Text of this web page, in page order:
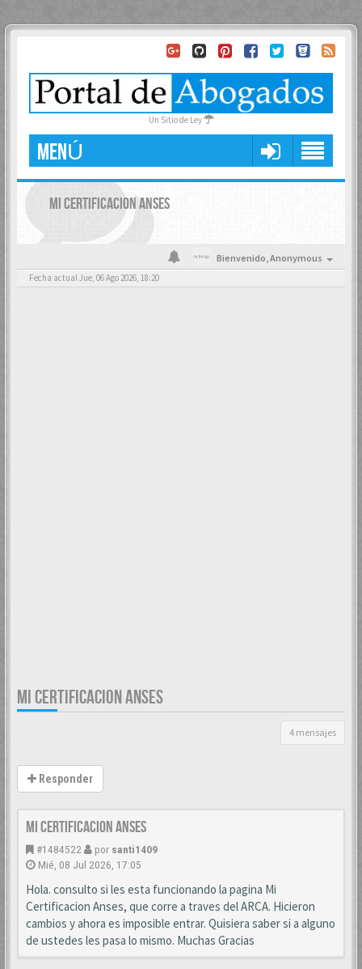
Un Sitio de Ley
MENÚ
MI CERTIFICACION ANSES
Bienvenido,Anonymous
Fecha actual Jue, 06 Ago 2026, 18:20
MI CERTIFICACION ANSES
4 mensajes
Responder
MI CERTIFICACION ANSES
#1484522 por santi1409
Mié, 08 Jul 2026, 17:05
Hola. consulto si les esta funcionando la pagina Mi
Certificacion Anses, que corre a traves del ARCA. Hicieron
cambios y ahora es imposible entrar. Quisiera saber si a alguno
de ustedes les pasa lo mismo. Muchas Gracias